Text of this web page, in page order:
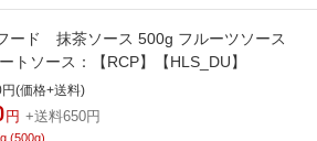
ード 抹茶ソース 500g フルーツソース
トソース：【RCP】【HLS_DU】
(価格+送料)
円 +送料650円
(500g)